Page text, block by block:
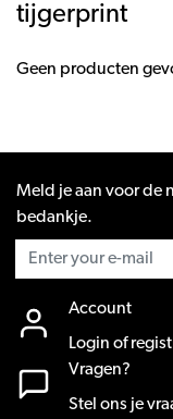
tijgerprint
Geen producten
Meld je aan voor de
bedankje.
Account
Login of
Vragen?
Stel ons je